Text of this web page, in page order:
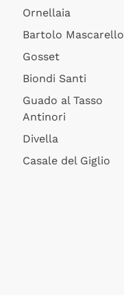
Ornellaia
Bartolo Mascarello
Gosset
Biondi Santi
Guado al Tasso
Antinori
Divella
Casale del Giglio